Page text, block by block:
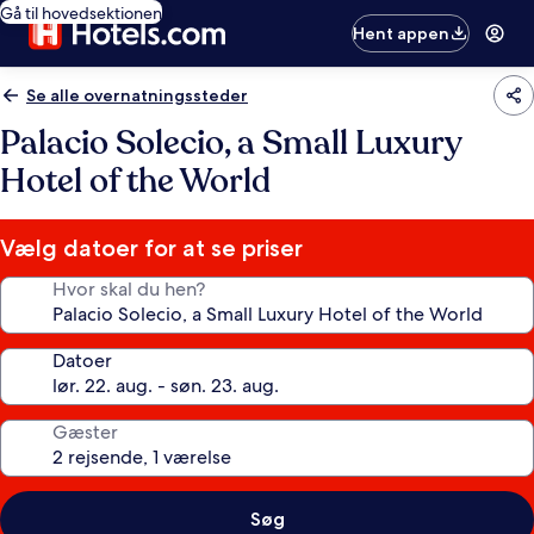
Gå til hovedsektionen
Hent appen
Se alle overnatningssteder
Palacio Solecio, a Small Luxury
Hotel of the World
Vælg datoer for at se priser
Hvor skal du hen?
Datoer
Gæster
Søg